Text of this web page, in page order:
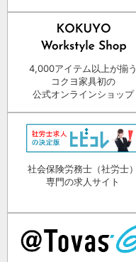
4,000アイテム以上が揃う
コクヨ家具初の
公式オンラインショップ
社会保険労務士（社労士）
専門の求人サイト